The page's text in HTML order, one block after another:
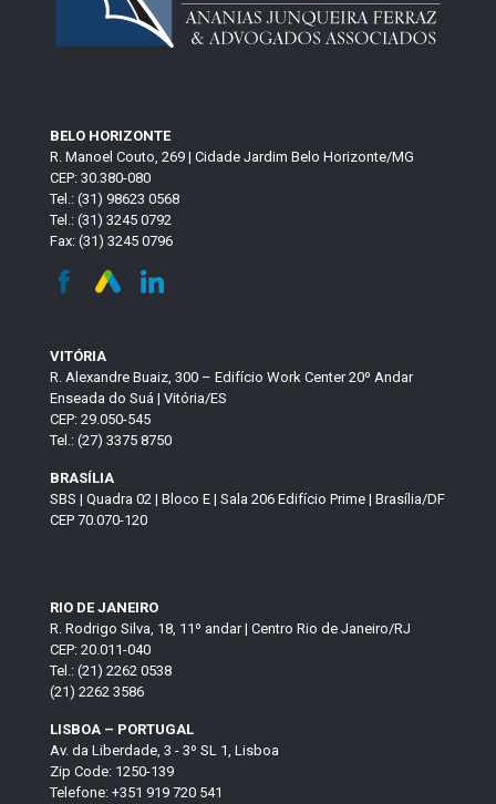
BELO HORIZONTE
R. Manoel Couto, 269 | Cidade Jardim Belo Horizonte/MG
CEP: 30.380-080
Tel.: (31) 98623 0568
Tel.: (31) 3245 0792
Fax: (31) 3245 0796
VITÓRIA
R. Alexandre Buaiz, 300 – Edifício Work Center 20º Andar
Enseada do Suá | Vitória/ES
CEP: 29.050-545
Tel.: (27) 3375 8750
BRASÍLIA
SBS | Quadra 02 | Bloco E | Sala 206 Edifício Prime | Brasília/DF
CEP 70.070-120
RIO DE JANEIRO
R. Rodrigo Silva, 18, 11º andar | Centro Rio de Janeiro/RJ
CEP: 20.011-040
Tel.: (21) 2262 0538
(21) 2262 3586
LISBOA – PORTUGAL
Av. da Liberdade, 3 - 3º SL 1, Lisboa
Zip Code: 1250-139
Telefone: +351 919 720 541